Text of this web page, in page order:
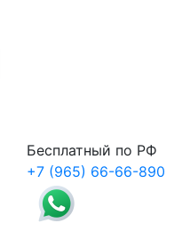
Бесплатный по РФ
+7 (965) 66-66-890